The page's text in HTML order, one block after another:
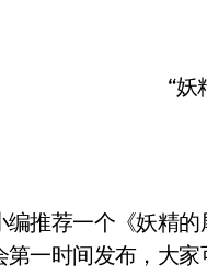
荐一个《妖精的
一时间发布，大家